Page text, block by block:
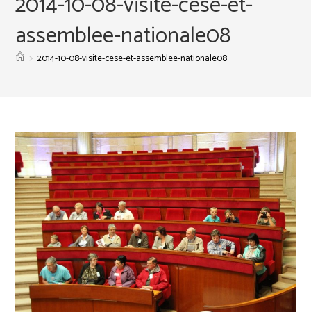
assemblee-nationale08
> 2014-10-08-visite-cese-et-assemblee-nationale08